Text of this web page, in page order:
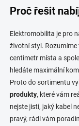
Proč řešit
Elektromobilita je pro
životní styl.
centimetr místa a
hledáte maximální
Proto do sortimentu
produkty, které vám
nejste jisti, jaký kabel
pravý, rádi vám